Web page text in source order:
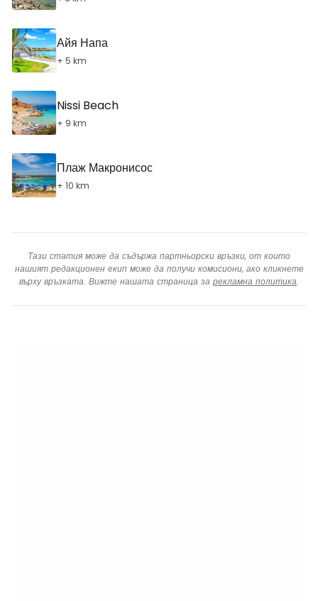
Айя Напа
+ 5 km
Nissi Beach
+ 9 km
Плаж Макронисос
+ 10 km
Тази статия може да съдържа партньорски връзки, от които
нашият редакционен екип може да получи комисиони, ако кликнете
върху връзката. Вижте нашата страница за рекламна политика.